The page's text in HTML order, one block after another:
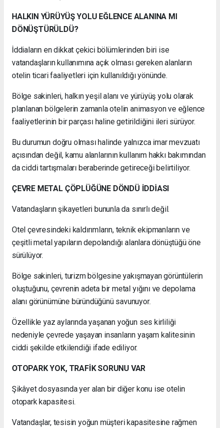
HALKIN YÜRÜYÜŞ YOLU EĞLENCE ALANINA MI
DÖNÜŞTÜRÜLDÜ?
İddiaların en dikkat çekici bölümlerinden biri ise
vatandaşların kullanımına açık olması gereken alanların
otelin ticari faaliyetleri için kullanıldığı yönünde.
Bölge sakinleri, halkın yeşil alanı ve yürüyüş yolu olarak
planlanan bölgelerin zamanla otelin animasyon ve eğlence
faaliyetlerinin bir parçası haline getirildiğini ileri sürüyor.
Bu durumun doğru olması halinde yalnızca imar mevzuatı
açısından değil, kamu alanlarının kullanım hakkı bakımından
da ciddi tartışmaları beraberinde getireceği belirtiliyor.
ÇEVRE METAL ÇÖPLÜĞÜNE DÖNDÜ İDDİASI
Vatandaşların şikayetleri bununla da sınırlı değil.
Otel çevresindeki kaldırımların, teknik ekipmanların ve
çeşitli metal yapıların depolandığı alanlara dönüştüğü öne
sürülüyor.
Bölge sakinleri, turizm bölgesine yakışmayan görüntülerin
oluştuğunu, çevrenin adeta bir metal yığını ve depolama
alanı görünümüne büründüğünü savunuyor.
Özellikle yaz aylarında yaşanan yoğun ses kirliliği
nedeniyle çevrede yaşayan insanların yaşam kalitesinin
ciddi şekilde etkilendiği ifade ediliyor.
OTOPARK YOK, TRAFİK SORUNU VAR
Şikâyet dosyasında yer alan bir diğer konu ise otelin
otopark kapasitesi.
Vatandaşlar, tesisin yoğun müşteri kapasitesine rağmen